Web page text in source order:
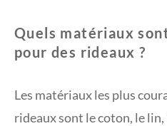
Quels matériaux
pour des rideaux ?
Les matériaux les plus
rideaux sont le coton, le